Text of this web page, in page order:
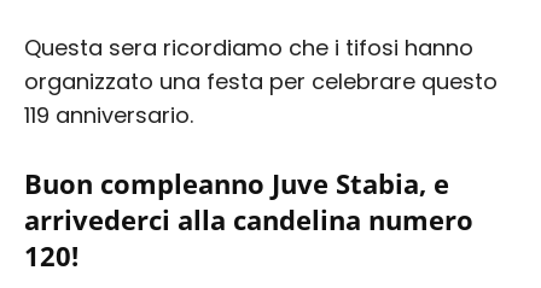
Questa sera ricordiamo che i tifosi hanno
organizzato una festa per celebrare questo
119 anniversario.
Buon compleanno Juve Stabia, e
arrivederci alla candelina numero
120!